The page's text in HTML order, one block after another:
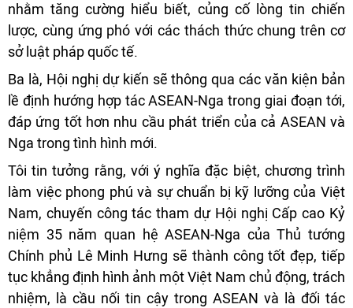
nhằm tăng cường hiểu biết, củng cố lòng tin chiến
lược, cùng ứng phó với các thách thức chung trên cơ
sở luật pháp quốc tế.
Ba là, Hội nghị dự kiến sẽ thông qua các văn kiện bản
lề định hướng hợp tác ASEAN-Nga trong giai đoạn tới,
đáp ứng tốt hơn nhu cầu phát triển của cả ASEAN và
Nga trong tình hình mới.
Tôi tin tưởng rằng, với ý nghĩa đặc biệt, chương trình
làm việc phong phú và sự chuẩn bị kỹ lưỡng của Việt
Nam, chuyến công tác tham dự Hội nghị Cấp cao Kỷ
niệm 35 năm quan hệ ASEAN-Nga của Thủ tướng
Chính phủ Lê Minh Hưng sẽ thành công tốt đẹp, tiếp
tục khẳng định hình ảnh một Việt Nam chủ động, trách
nhiệm, là cầu nối tin cậy trong ASEAN và là đối tác